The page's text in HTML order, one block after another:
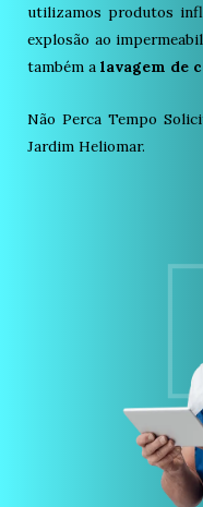
utilizamos produtos
explosão ao
também a lavagem de
Não Perca Tempo
Jardim Heliomar.